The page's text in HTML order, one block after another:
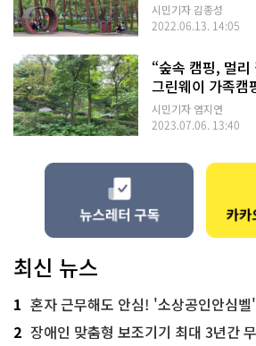
시민기자 김종성
2022.06.13. 14:05
“숲속 캠핑, 멀
그린웨이 가족캠
시민기자 염지연
2023.07.06. 13:40
최신 뉴스
1 혼자 근무해도 안심! '소상공인안심
2 장애인 맞춤형 보조기기 최대 3년간 무상